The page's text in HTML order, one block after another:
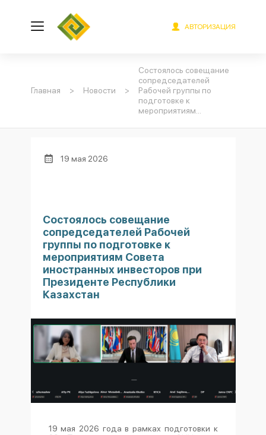
АВТОРИЗАЦИЯ
Главная > Новости >
Состоялось совещание
сопредседателей
Рабочей группы по
подготовке к
мероприятиям...
19 мая 2026
Состоялось совещание
сопредседателей Рабочей
группы по подготовке к
мероприятиям Совета
иностранных инвесторов при
Президенте Республики
Казахстан
19 мая 2026 года в рамках подготовки к